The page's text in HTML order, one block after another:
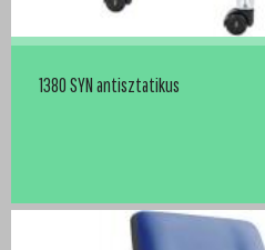
1380 SYN antisztatikus